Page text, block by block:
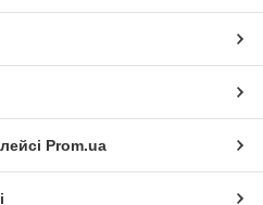
Prom.ua